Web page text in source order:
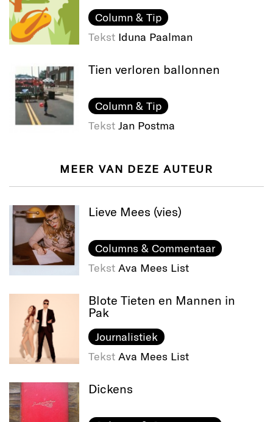
Column & Tip
Tekst Iduna Paalman
Tien verloren ballonnen
Column & Tip
Tekst Jan Postma
MEER VAN DEZE AUTEUR
Lieve Mees (vies)
Columns & Commentaar
Tekst Ava Mees List
Blote Tieten en Mannen in
Pak
Journalistiek
Tekst Ava Mees List
Dickens